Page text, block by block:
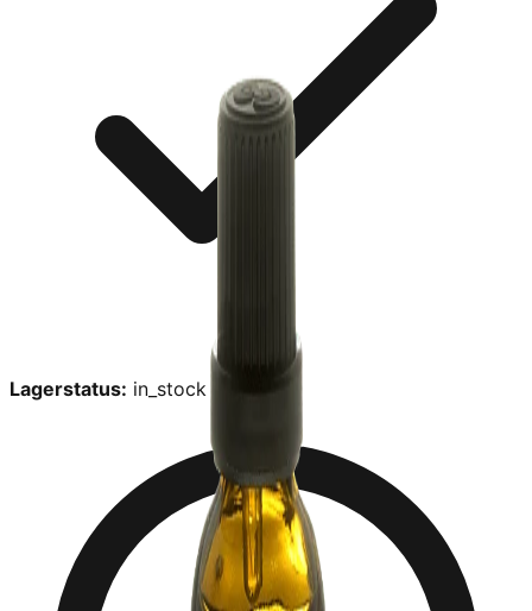
Lagerstatus: in_stock